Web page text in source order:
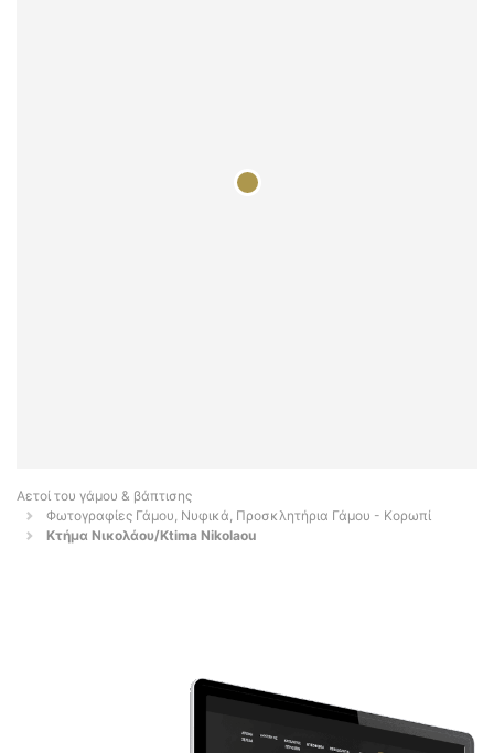
Αετοί του γάμου & βάπτισης
Φωτογραφίες Γάμου, Νυφικά, Προσκλητήρια Γάμου - Κορωπί
Κτήμα Νικολάου/Ktima Nikolaou